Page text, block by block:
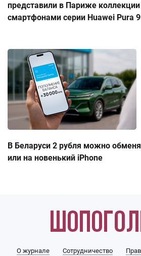
представили в Париже
смартфонами серии Huawei Pura
В Беларуси 2 рубля можно
или на новенький iPhone
О журнале Сотрудничество